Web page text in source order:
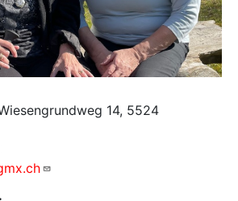
14, 5524